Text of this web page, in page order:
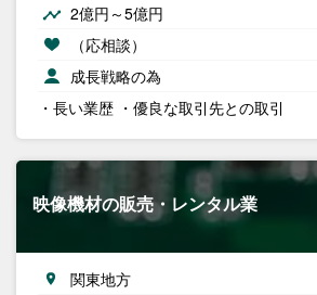
2億円～5億円
（応相談）
成長戦略の為
・長い業歴 ・優良な取引先との取引
映像機材の販売・レンタル業
関東地方